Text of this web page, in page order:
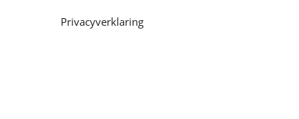
Privacyverklaring